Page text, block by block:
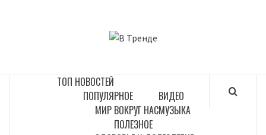
ТОП НОВОСТЕЙ
ПОПУЛЯРНОЕ
МИР ВОКРУГ НАС
ВИДЕО
МУЗЫКА
ПОЛЕЗНОЕ